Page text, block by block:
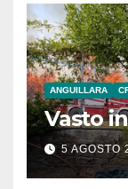
ANGUILLARA
Vasto
5 AGOSTO